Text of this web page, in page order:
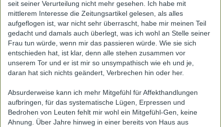
seit seiner Verurteilung nicht mehr gesehen. Ich habe mit
mittlerem Interesse die Zeitungsartikel gelesen, als alles
aufgeflogen ist, war nicht sehr überrascht, habe mir meinen Teil
gedacht und damals auch überlegt, was ich wohl an Stelle seiner
Frau tun würde, wenn mir das passieren würde. Wie sie sich
entschieden hat, ist klar, denn alle stehen zusammen vor
unserem Tor und er ist mir so unsympathisch wie eh und je,
daran hat sich nichts geändert, Verbrechen hin oder her.
Absurderweise kann ich mehr Mitgefühl für Affekthandlungen
aufbringen, für das systematische Lügen, Erpressen und
Bedrohen von Leuten fehlt mir wohl ein Mitgefühl-Gen, keine
Ahnung. Über Jahre hinweg in einer bereits von Haus aus